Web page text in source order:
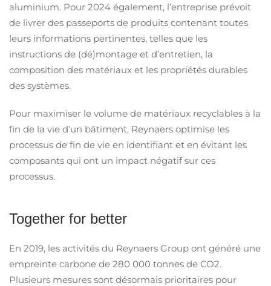
aluminium. Pour 2024 également, l’entreprise prévoit
de livrer des passeports de produits contenant toutes
leurs informations pertinentes, telles que les
instructions de (dé)montage et d’entretien, la
composition des matériaux et les propriétés durables
des systèmes.
Pour maximiser le volume de matériaux recyclables à la
fin de la vie d’un bâtiment, Reynaers optimise les
processus de fin de vie en identifiant et en évitant les
composants qui ont un impact négatif sur ces
processus.
Together for better
En 2019, les activités du Reynaers Group ont généré une
empreinte carbone de 280 000 tonnes de CO2.
Plusieurs mesures sont désormais prioritaires pour